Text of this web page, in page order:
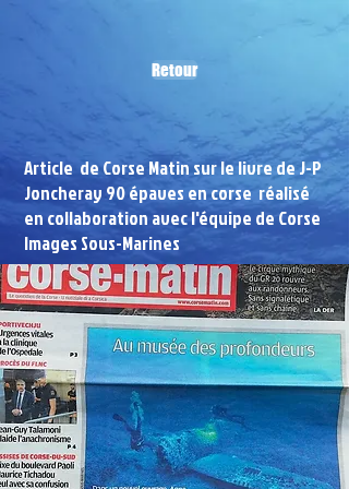
Retour
Article de Corse Matin sur le livre de J-P
Joncheray 90 épaves en corse réalisé
en collaboration avec l'équipe de Corse
Images Sous-Marines